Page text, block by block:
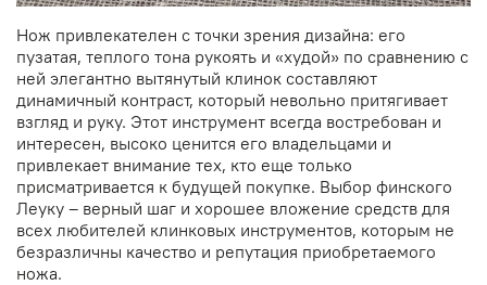
Нож привлекателен с точки зрения дизайна: его
пузатая, теплого тона рукоять и «худой» по сравнению с
ней элегантно вытянутый клинок составляют
динамичный контраст, который невольно притягивает
взгляд и руку. Этот инструмент всегда востребован и
интересен, высоко ценится его владельцами и
привлекает внимание тех, кто еще только
присматривается к будущей покупке. Выбор финского
Леуку – верный шаг и хорошее вложение средств для
всех любителей клинковых инструментов, которым не
безразличны качество и репутация приобретаемого
ножа.